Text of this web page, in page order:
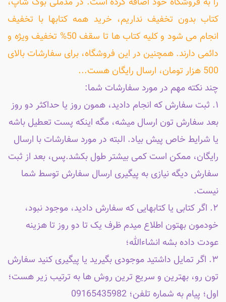
کتاب بدون تخفیف نداریم، خرید همه کتابها با تخفیف
انجام می شود و کلیه کتاب ها تا سقف 50% تخفیف ویژه و
دائمی دارند. همچنین در این فروشگاه، برای سفارشات بالای
500 هزار تومان، ارسال رایگان هست...
چند نکته مهم در مورد سفارشات شما:
۱. ثبت سفارش که انجام دادید، همون روز یا حداکثر دو روز
بعد سفارش تون ارسال میشه، مگه اینکه پست تعطیل باشه
یا شرایط خاص پیش بیاد. البته در مورد سفارشات با ارسال
رایگان، ممکن است کمی بیشتر طول بکشد.پس، بعد از ثبت
سفارش دیگه نیازی به پیگیری ارسال سفارش توسط شما
نیست.
۲. اگر کتابی یا کتابهایی که سفارش دادید، موجود نبود،
خودمون بهتون اطلاع میدم ظرف یک تا دو روز تا هزینه
عودت داده بشه انشاءالله؛
۳. اگر تمایل داشتید موجودی بگیرید یا پیگیری کنید سفارش
تون رو، بهترین و سریع ترین روش ها به ترتیب زیر هست؛
اول؛ پیام به شماره تلفن؛ 09165435982